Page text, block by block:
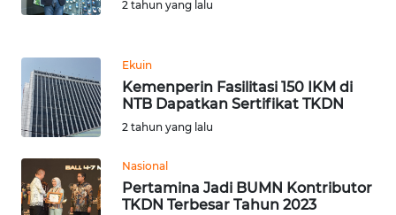
2 tahun yang lalu
Ekuin
Kemenperin Fasilitasi 150 IKM di
NTB Dapatkan Sertifikat TKDN
2 tahun yang lalu
Nasional
Pertamina Jadi BUMN Kontributor
TKDN Terbesar Tahun 2023
TANJUNG
LESUNG
WN
KARO
WN
SIMALUNGUN